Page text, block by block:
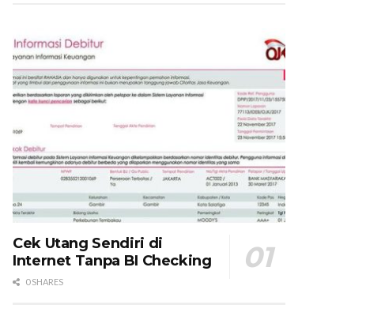
Cek Utang Sendiri di
Internet Tanpa BI Checking
0 SHARES